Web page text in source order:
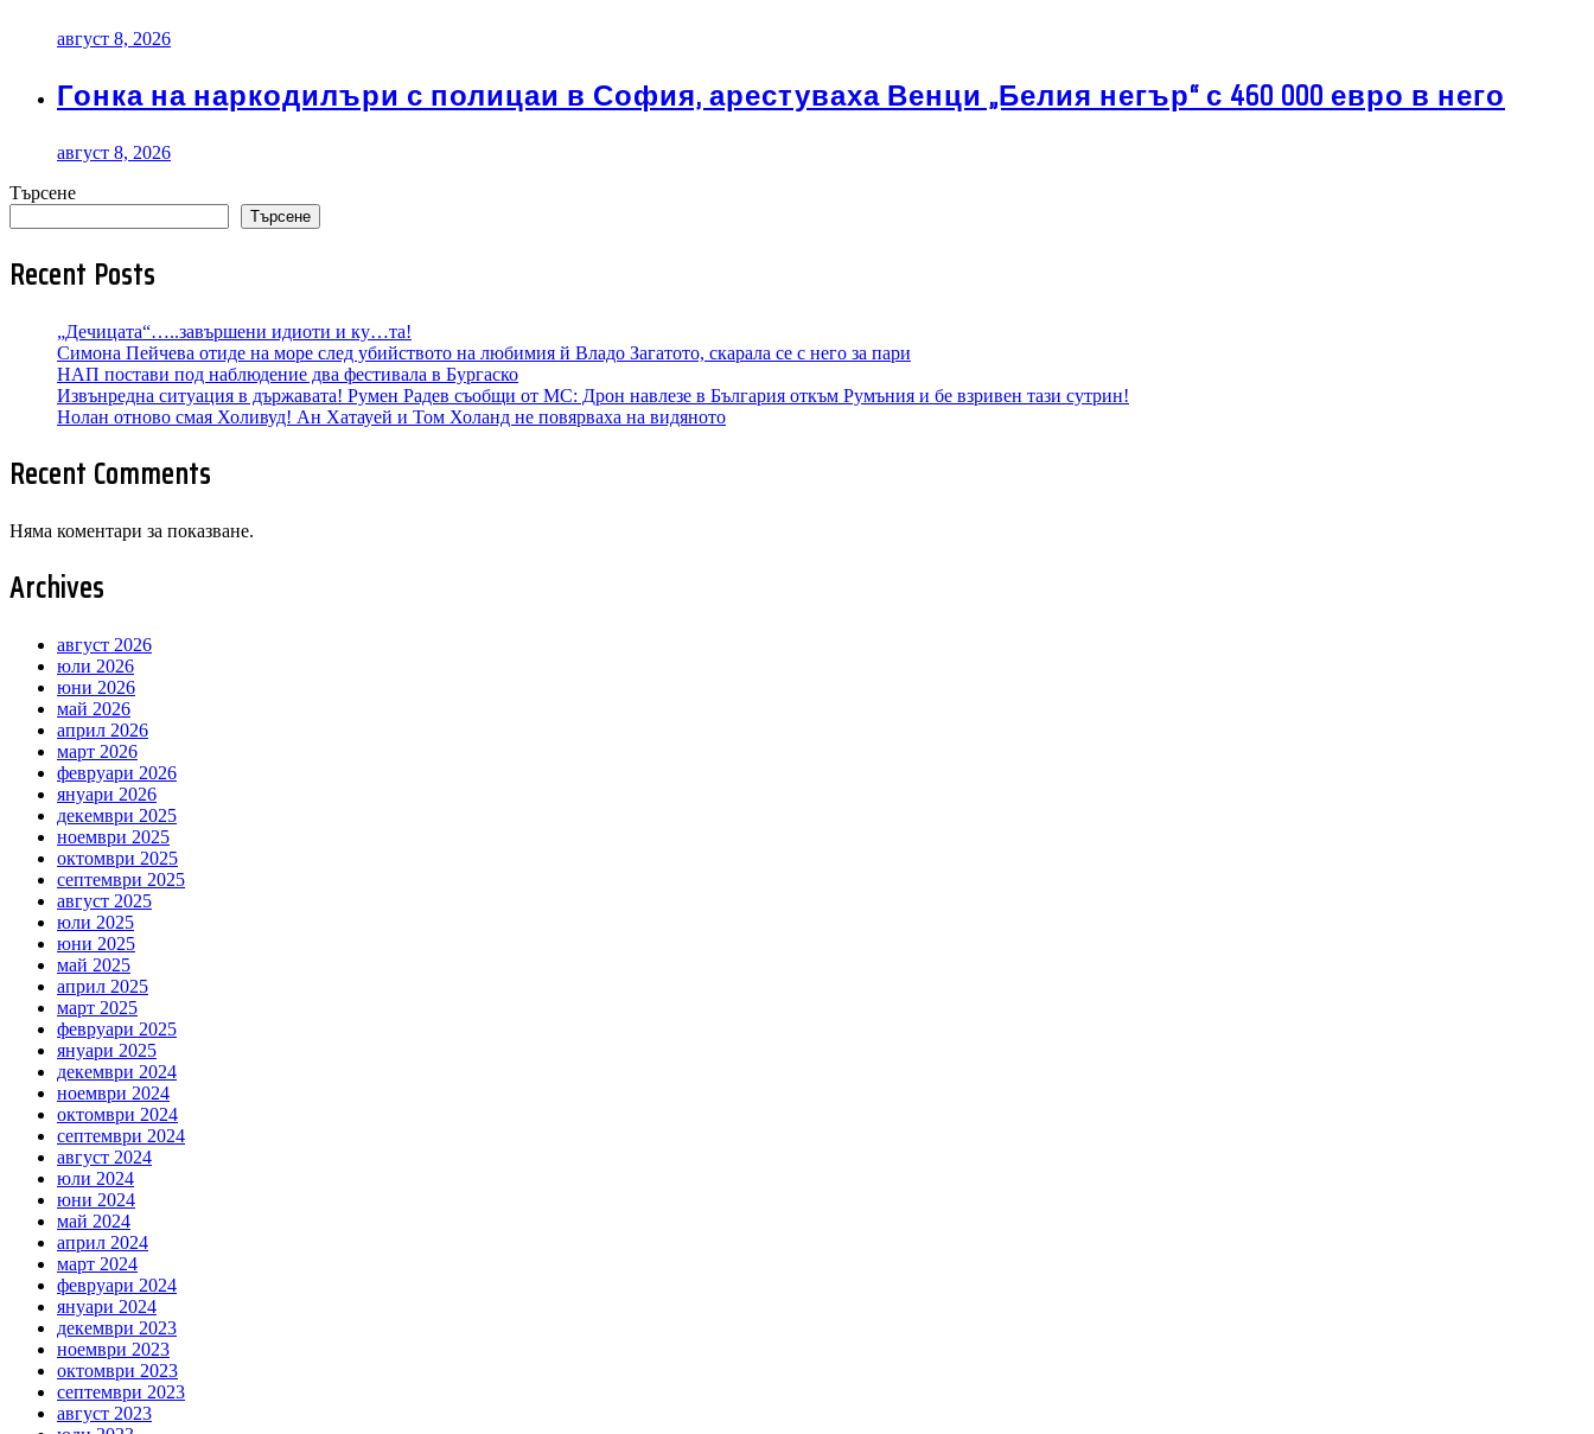
август 8, 2026
Гонка на наркодилъри с полицаи в София, арестуваха Венци „Белия негър“ с 460 000 евро в него
август 8, 2026
Търсене
Търсене
Recent Posts
„Дечицата“…..завършени идиоти и ку…та!
Симона Пейчева отиде на море след убийството на любимия й Владо Загатото, скарала се с него за пари
НАП постави под наблюдение два фестивала в Бургаско
Извънредна ситуация в държавата! Румен Радев съобщи от МС: Дрон навлезе в България откъм Румъния и бе взривен тази сутрин!
Нолан отново смая Холивуд! Ан Хатауей и Том Холанд не повярваха на видяното
Recent Comments
Няма коментари за показване.
Archives
август 2026
юли 2026
юни 2026
май 2026
април 2026
март 2026
февруари 2026
януари 2026
декември 2025
ноември 2025
октомври 2025
септември 2025
август 2025
юли 2025
юни 2025
май 2025
април 2025
март 2025
февруари 2025
януари 2025
декември 2024
ноември 2024
октомври 2024
септември 2024
август 2024
юли 2024
юни 2024
май 2024
април 2024
март 2024
февруари 2024
януари 2024
декември 2023
ноември 2023
октомври 2023
септември 2023
август 2023